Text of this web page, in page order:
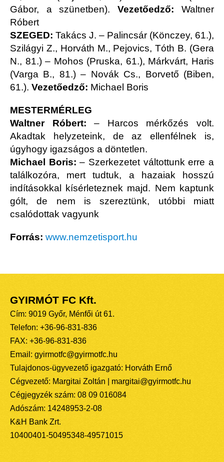
Gábor, a szünetben). Vezetőedző: Waltner
Róbert
SZEGED: Takács J. – Palincsár (Könczey, 61.),
Szilágyi Z., Horváth M., Pejovics, Tóth B. (Gera
N., 81.) – Mohos (Pruska, 61.), Márkvárt, Haris
(Varga B., 81.) – Novák Cs., Borvető (Biben,
61.). Vezetőedző: Michael Boris
MESTERMÉRLEG
Waltner Róbert:– Harcos mérkőzés volt.
Akadtak helyzeteink, de az ellenfélnek is,
úgyhogy igazságos a döntetlen.
Michael Boris:– Szerkezetet váltottunk erre a
találkozóra, mert tudtuk, a hazaiak hosszú
indításokkal kísérleteznek majd. Nem kaptunk
gólt, de nem is szereztünk, utóbbi miatt
csalódottak vagyunk
Forrás: www.nemzetisport.hu
GYIRMÓT FC Kft.
Cím: 9019 Győr, Ménfői út 61.
Telefon: +36-96-831-836
FAX: +36-96-831-836
Email: gyirmotfc@gyirmotfc.hu
Tulajdonos-ügyvezető igazgató: Horváth Ernő
Cégvezető: Margitai Zoltán | margitai@gyirmotfc.hu
Cégjegyzék szám: 08 09 016084
Adószám: 14248953-2-08
K&H Bank Zrt.
10400401-50495348-49571015